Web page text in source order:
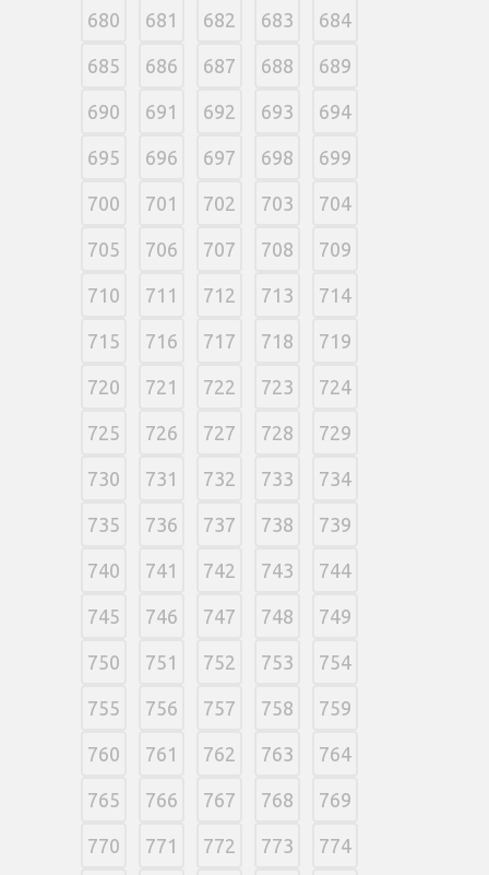
680 681 682 683 684
685 686 687 688 689
690 691 692 693 694
695 696 697 698 699
700 701 702 703 704
705 706 707 708 709
710 711 712 713 714
715 716 717 718 719
720 721 722 723 724
725 726 727 728 729
730 731 732 733 734
735 736 737 738 739
740 741 742 743 744
745 746 747 748 749
750 751 752 753 754
755 756 757 758 759
760 761 762 763 764
765 766 767 768 769
770 771 772 773 774